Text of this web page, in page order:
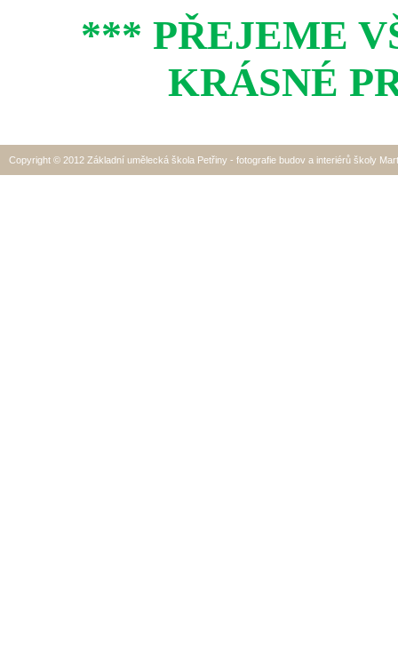
*** PŘEJEME
KRÁSNÉ
Copyright © 2012 Základní umělecká škola Petřiny - fotografie budov a interiérů školy